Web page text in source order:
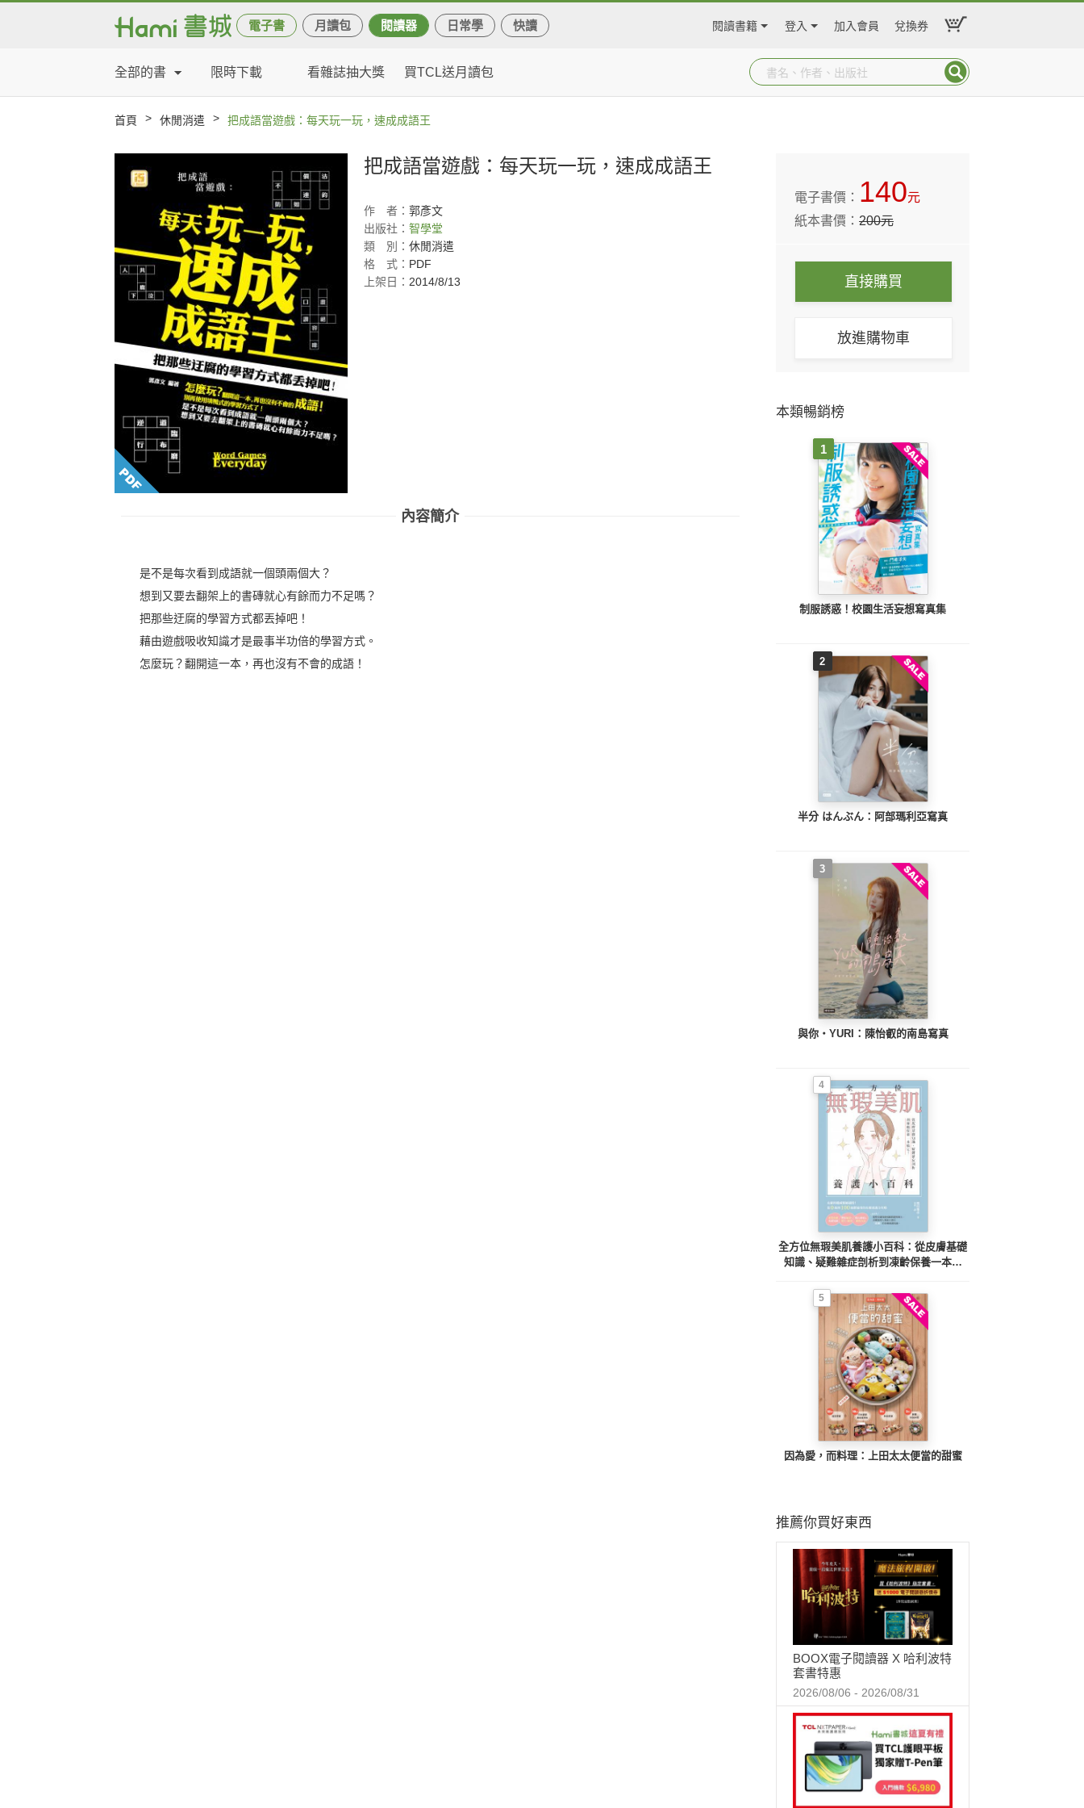
電子書 月讀包 閱讀器 日常學 快讀 閱讀書籍 登入 加入會員 兌換券
全部的書 限時下載 看雜誌抽大獎 買TCL送月讀包
首頁 > 休閒消遣 > 把成語當遊戲：每天玩一玩，速成成語王
把成語當遊戲：每天玩一玩，速成成語王
作 者： 郭彥文
出版社： 智學堂
類
別： 休閒消遣
格
式： PDF
上架日： 2014/8/13
內容簡介
是不是每次看到成語就一個頭兩個大？
想到又要去翻架上的書磚就心有餘而力不足嗎？
把那些迂腐的學習方式都丟掉吧！
藉由遊戲吸收知識才是最事半功倍的學習方式。
怎麼玩？翻開這一本，再也沒有不會的成語！
電子書價： 140元
紙本書價：200元
直接購買
放進購物車
本類暢銷榜
1
制服誘惑！校園生活妄想寫真集
2
半分 はんぶん：阿部瑪利亞寫真
3
與你‧YURI：陳怡叡的南島寫真
4
全方位無瑕美肌養護小百科：從皮膚基礎
知識、疑難雜症剖析到凍齡保養一本搞
5
因為愛，而料理：上田太太便當的甜蜜
推薦你買好東西
BOOX電子閱讀器 X 哈利波特
套書特惠
2026/08/06 - 2026/08/31